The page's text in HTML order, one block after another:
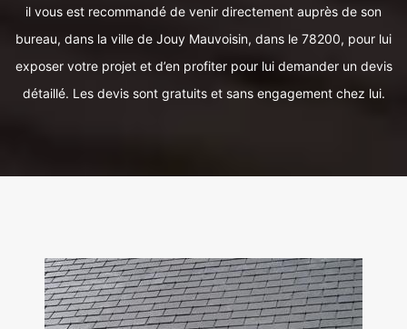
il vous est recommandé de venir directement auprès de son
bureau, dans la ville de Jouy Mauvoisin, dans le 78200, pour lui
exposer votre projet et d’en profiter pour lui demander un devis
détaillé. Les devis sont gratuits et sans engagement chez lui.